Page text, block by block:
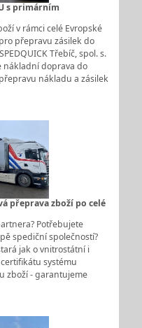
s primárním
v rámci celé Evropské
přepravu zásilek do
Třebíč, spol. s.
nákladní doprava do
nákladu a zásilek
přeprava zboží po celé
Potřebujete
spediční společností?
jak o vnitrostátní i
systému
zboží - garantujeme